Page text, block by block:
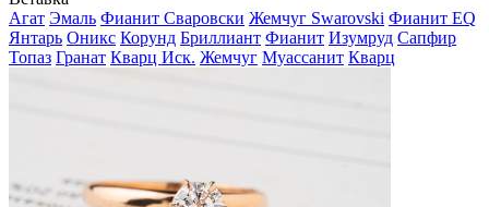
Агат Эмаль Фианит Сваровски Жемчуг Swarovski Фианит EQ
Янтарь Оникс Корунд Бриллиант Фианит Изумруд Сапфир
Топаз Гранат Кварц Иск. Жемчуг Муассанит Кварц